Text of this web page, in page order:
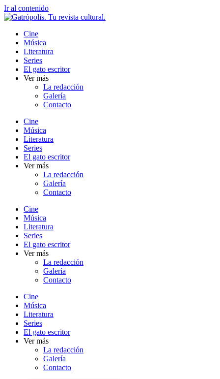
Ir al contenido
Cine
Música
Literatura
Series
El gato escritor
Ver más
La redacción
Galería
Contacto
Cine
Música
Literatura
Series
El gato escritor
Ver más
La redacción
Galería
Contacto
Cine
Música
Literatura
Series
El gato escritor
Ver más
La redacción
Galería
Contacto
Cine
Música
Literatura
Series
El gato escritor
Ver más
La redacción
Galería
Contacto